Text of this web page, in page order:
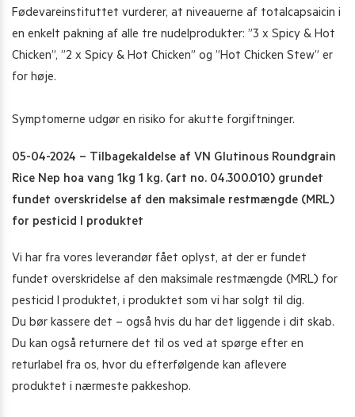
Fødevareinstituttet vurderer, at niveauerne af totalcapsaicin i
en enkelt pakning af alle tre nudelprodukter: ”3 x Spicy & Hot
Chicken”, ”2 x Spicy & Hot Chicken” og ”Hot Chicken Stew” er
for høje.
Symptomerne udgør en risiko for akutte forgiftninger.
05-04-2024 – Tilbagekaldelse af VN Glutinous Roundgrain
Rice Nep hoa vang 1kg 1 kg. (art no. 04.300.010) grundet
fundet overskridelse af den maksimale restmængde (MRL)
for pesticid I produktet
Vi har fra vores leverandør fået oplyst, at der er fundet
fundet overskridelse af den maksimale restmængde (MRL) for
pesticid I produktet, i produktet som vi har solgt til dig.
Du bør kassere det – også hvis du har det liggende i dit skab.
Du kan også returnere det til os ved at spørge efter en
returlabel fra os, hvor du efterfølgende kan aflevere
produktet i nærmeste pakkeshop.